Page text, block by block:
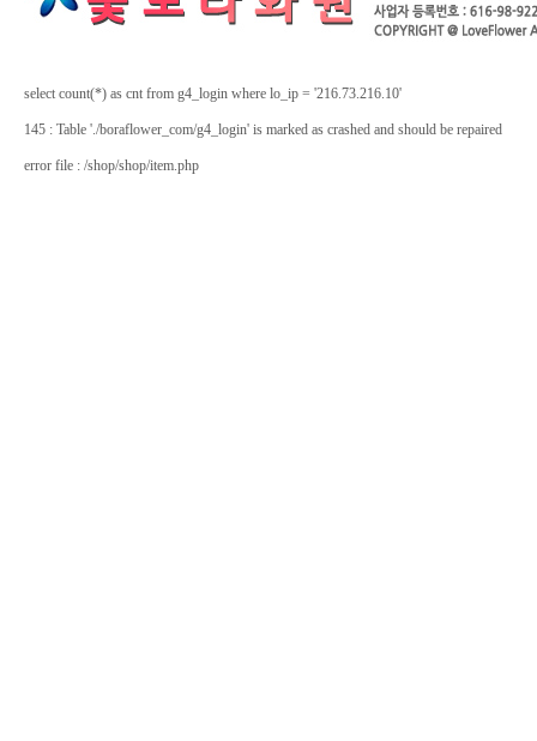
select count(*) as cnt from g4_login where lo_ip = '216.73.216.10'
145 : Table './boraflower_com/g4_login' is marked as crashed and should be repaired
error file : /shop/shop/item.php